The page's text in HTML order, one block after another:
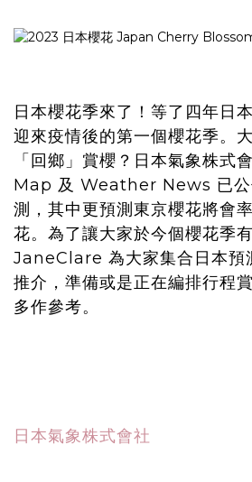
日本櫻花季來了！等了四年日
迎來疫情後的第一個櫻花季。
「回鄉」賞櫻？日本氣象株
Map 及 Weather News 已公
測，其中更預測東京櫻花將會
花。為了讓大家於今個櫻花季
JaneClare 為大家集合日本預
推介，準備或是正在編排行程
多作參考。
日本氣象株式會社